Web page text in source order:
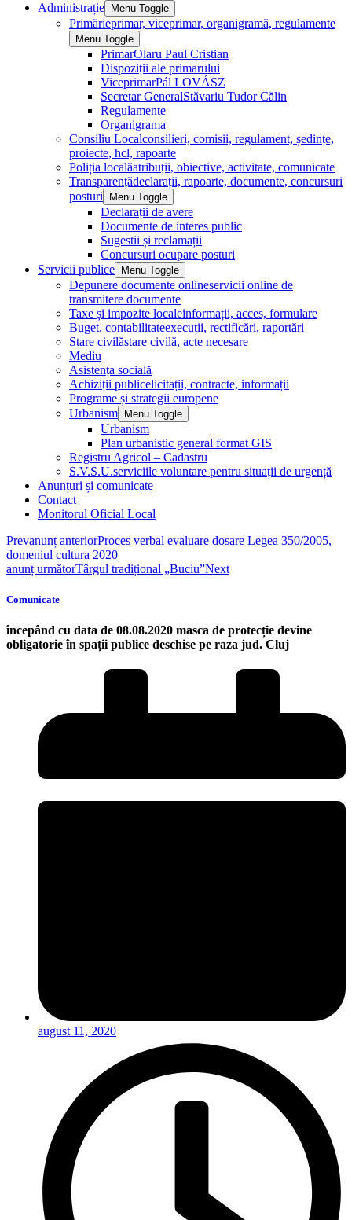
Administrație
Menu Toggle
Primărieprimar, viceprimar, organigramă, regulamente
Menu Toggle
PrimarOlaru Paul Cristian
Dispoziții ale primarului
ViceprimarPál LOVÁSZ
Secretar GeneralStăvariu Tudor Călin
Regulamente
Organigrama
Consiliu Localconsilieri, comisii, regulament, ședințe,
proiecte, hcl, rapoarte
Poliția localăatribuții, obiective, activitate, comunicate
Transparențădeclarații, rapoarte, documente, concursuri
posturi
Menu Toggle
Declarații de avere
Documente de interes public
Sugestii și reclamații
Concursuri ocupare posturi
Servicii publice
Menu Toggle
Depunere documente onlineservicii online de
transmitere documente
Taxe și impozite localeinformații, acces, formulare
Buget, contabilitateexecuții, rectificări, raportări
Stare civilăstare civilă, acte necesare
Mediu
Asistența socială
Achiziții publicelicitații, contracte, informații
Programe și strategii europene
Urbanism
Menu Toggle
Urbanism
Plan urbanistic general format GIS
Registru Agricol – Cadastru
S.V.S.U.serviciile voluntare pentru situații de urgență
Anunțuri și comunicate
Contact
Monitorul Oficial Local
Prevanunț anteriorProces verbal evaluare dosare Legea 350/2005,
domeniul cultura 2020
anunț următorTârgul tradițional „Buciu”Next
Comunicate
începând cu data de 08.08.2020 masca de protecție devine
obligatorie în spații publice deschise pe raza jud. Cluj
august 11, 2020